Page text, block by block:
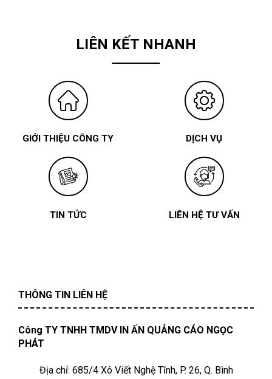
LIÊN KẾT NHANH
GIỚI THIỆU CÔNG TY DỊCH VỤ
TIN TỨC LIÊN HỆ TƯ VẤN
THÔNG TIN LIÊN HỆ
Công TY TNHH TMDV IN ẤN QUẢNG CÁO NGỌC
PHÁT
Địa chỉ: 685/4 Xô Viết Nghệ Tĩnh, P. 26, Q. Bình